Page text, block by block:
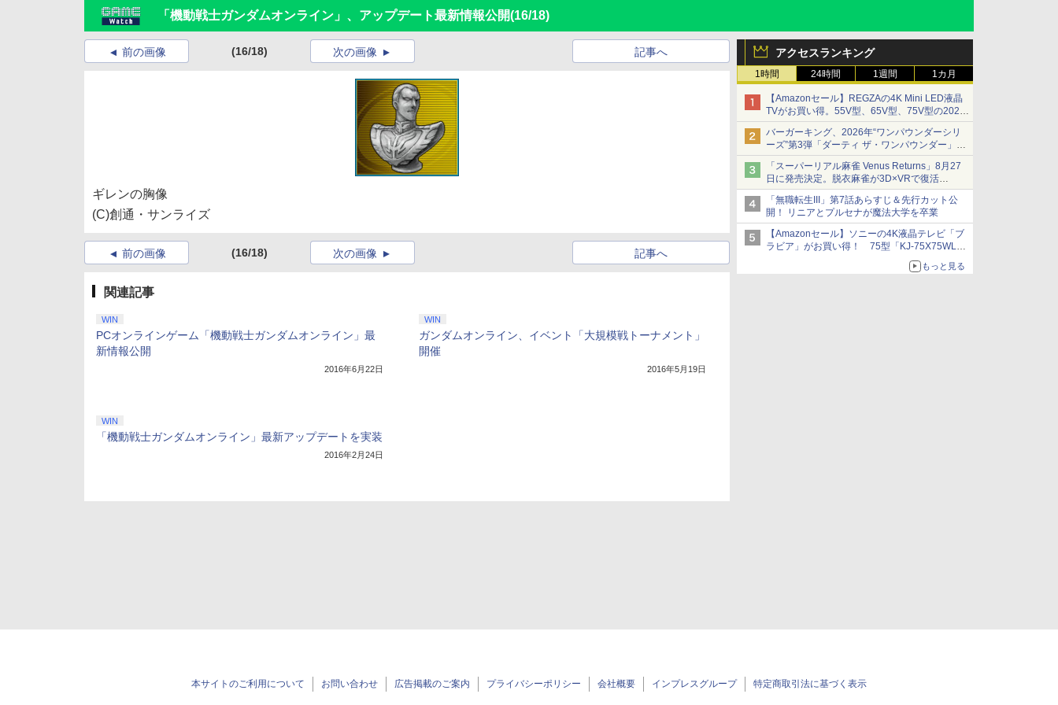
「機動戦士ガンダムオンライン」、アップデート最新情報公開(16/18)
アクセスランキング
1時間 24時間 1週間 1カ月
【Amazonセール】REGZAの4K Mini LED液晶
TVがお買い得。55V型、65V型、75V型の2026
年モデルがラインナップ
バーガーキング、2026年“ワンパウンダーシリ
ーズ”第3弾「ダーティ ザ・ワンパウンダー」を
8月7日発売
「特製ガーリックマヨソース」を使用した超大
型チーズバーガー
「スーパーリアル麻雀 Venus Returns」8月27
日に発売決定。脱衣麻雀が3D×VRで復活
発売から2週間は20%オフになるセールが実施
「無職転生III」第7話あらすじ＆先行カット公
開！ リニアとプルセナが魔法大学を卒業
【Amazonセール】ソニーの4K液晶テレビ「ブ
ラビア」がお買い得！ 75型「KJ-75X75WL」
もっと見る
前の画像 (16/18) 記事へ
次の画像
ギレンの胸像
(C)創通・サンライズ
前の画像 (16/18) 記事へ
次の画像
関連記事
WIN
PCオンラインゲーム「機動戦士ガンダムオンライン」最
新情報公開
2016年6月22日
WIN
ガンダムオンライン、イベント「大規模戦トーナメント」
開催
2016年5月19日
WIN
「機動戦士ガンダムオンライン」最新アップデートを実装
2016年2月24日
本サイトのご利用について お問い合わせ 広告掲載のご案内 プライバシーポリシー 会社概要 インプレスグループ 特定商取引法に基づく表示